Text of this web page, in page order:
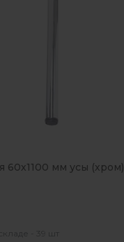
60х1100 мм усы (хром)
- 39 шт